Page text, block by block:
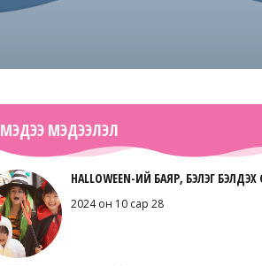
МЭДЭЭ МЭДЭЭЛЭЛ
HALLOWEEN-ИЙ БАЯР, БЭЛЭГ БЭЛДЭХ
2024 он 10 сар 28